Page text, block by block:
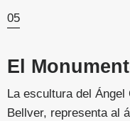
05
El
La escultura del
Bellver, representa al